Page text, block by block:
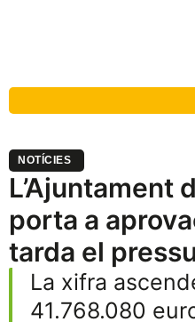
NOTÍCIES
L’Ajuntament
porta a
tarda el
La xifra
41.768.080